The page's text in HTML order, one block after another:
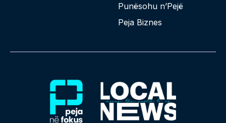
Punësohu n’Pejë
Peja Biznes